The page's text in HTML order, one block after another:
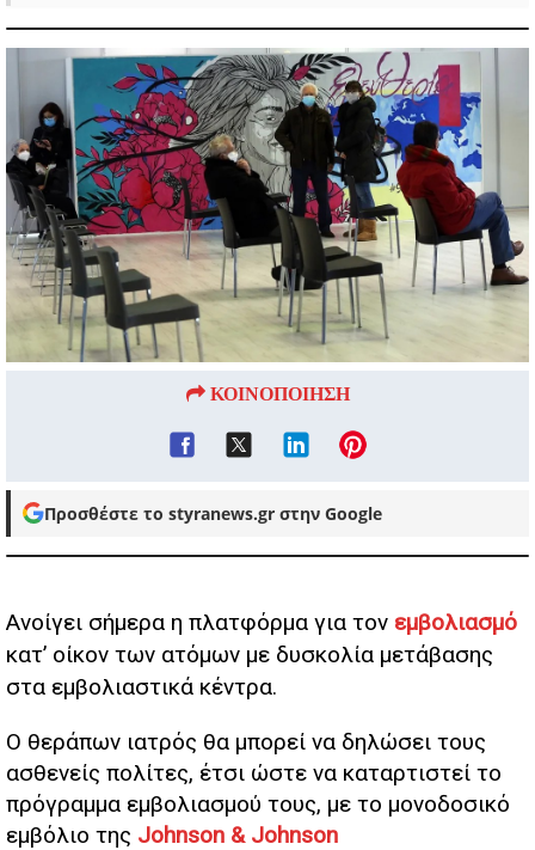
ΚΟΙΝΟΠΟΙΗΣΗ
Προσθέστε το styranews.gr στην Google
Ανοίγει σήμερα η πλατφόρμα για τον εμβολιασμό
κατ’ οίκον των ατόμων με δυσκολία μετάβασης
στα εμβολιαστικά κέντρα.
Ο θεράπων ιατρός θα μπορεί να δηλώσει τους
ασθενείς πολίτες, έτσι ώστε να καταρτιστεί το
πρόγραμμα εμβολιασμού τους, με το μονοδοσικό
εμβόλιο της Johnson & Johnson